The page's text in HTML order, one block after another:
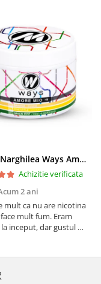
Aroma Narghilea Ways Amore - Banana, Ananas si Menta, 200gr
Achizitie verificata
2 ani
mult ca nu are nicotina
mult fum. Eram
inceput, dar gustul de
neplacut in
tutun sau tigara.